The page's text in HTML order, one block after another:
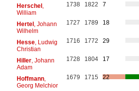
Herschel,
William
1738 1822 7
Hertel, Johann
Wilhelm
1727 1789 18
Hesse, Ludwig
Christian
1716 1772 29
Hiller, Johann
Adam
1728 1804 17
Hoffmann,
Georg Melchior
1679 1715 22